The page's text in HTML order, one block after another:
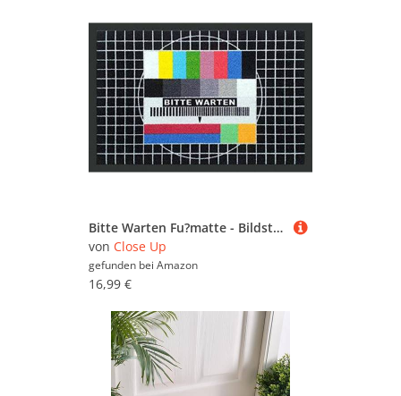
Bitte Warten Fu?matte - Bildst?rung/Sendepause (40x60cm)
von Close Up
gefunden bei Amazon
16,99 €